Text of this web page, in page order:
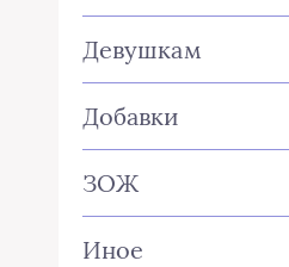
Девушкам
Добавки
ЗОЖ
Иное